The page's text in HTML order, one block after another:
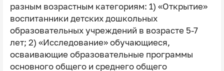
разным возрастным категориям: 1) «Открытие»
воспитанники детских дошкольных
образовательных учреждений в возрасте 5-7
лет; 2) «Исследование» обучающиеся,
осваивающие образовательные программы
основного общего и среднего общего